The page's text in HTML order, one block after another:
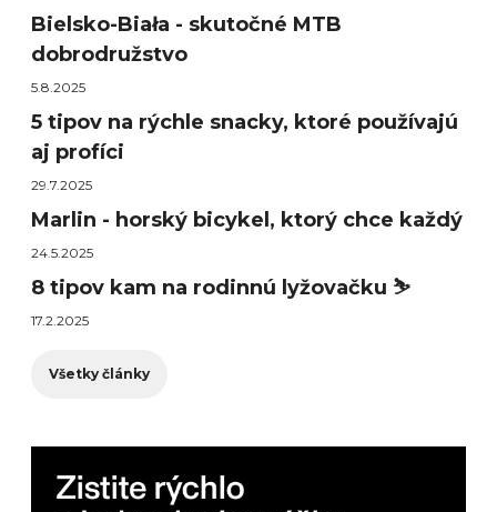
Bielsko-Biała - skutočné MTB
dobrodružstvo
5.8.2025
5 tipov na rýchle snacky, ktoré používajú
aj profíci
29.7.2025
Marlin - horský bicykel, ktorý chce každý
24.5.2025
8 tipov kam na rodinnú lyžovačku ⛷️
17.2.2025
Všetky články